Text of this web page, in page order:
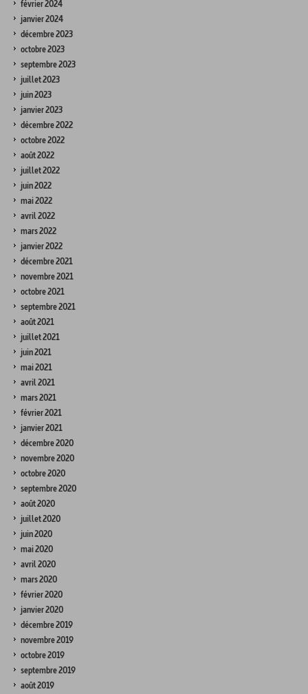
février 2024
janvier 2024
décembre 2023
octobre 2023
septembre 2023
juillet 2023
juin 2023
janvier 2023
décembre 2022
octobre 2022
août 2022
juillet 2022
juin 2022
mai 2022
avril 2022
mars 2022
janvier 2022
décembre 2021
novembre 2021
octobre 2021
septembre 2021
août 2021
juillet 2021
juin 2021
mai 2021
avril 2021
mars 2021
février 2021
janvier 2021
décembre 2020
novembre 2020
octobre 2020
septembre 2020
août 2020
juillet 2020
juin 2020
mai 2020
avril 2020
mars 2020
février 2020
janvier 2020
décembre 2019
novembre 2019
octobre 2019
septembre 2019
août 2019